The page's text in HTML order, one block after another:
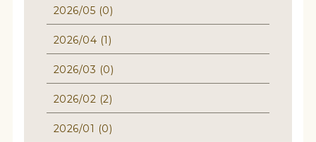
2026/05 (0)
2026/04 (1)
2026/03 (0)
2026/02 (2)
2026/01 (0)